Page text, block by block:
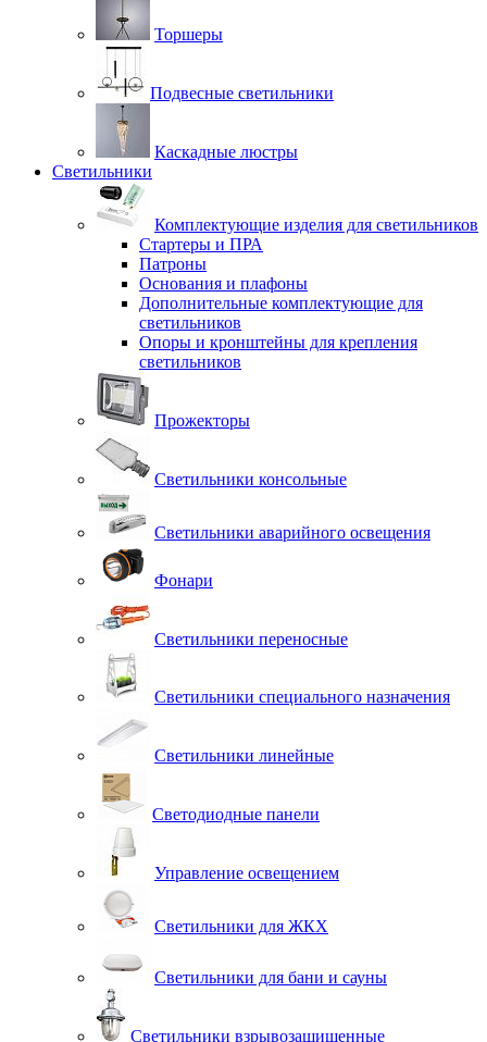
Торшеры
Подвесные светильники
Каскадные люстры
Светильники
Комплектующие изделия для светильников
Стартеры и ПРА
Патроны
Основания и плафоны
Дополнительные комплектующие для
светильников
Опоры и кронштейны для крепления
светильников
Прожекторы
Светильники консольные
Светильники аварийного освещения
Фонари
Светильники переносные
Светильники специального назначения
Светильники линейные
Светодиодные панели
Управление освещением
Светильники для ЖКХ
Светильники для бани и сауны
Светильники взрывозащищенные